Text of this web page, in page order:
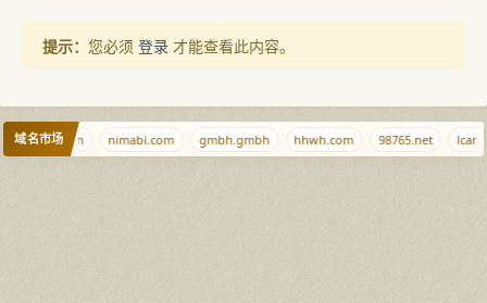
提示： 您必须 登录 才能查看此内容。
域名市场347.cn nimabi.com gmbh.gmbh hhwh.com 98765.net